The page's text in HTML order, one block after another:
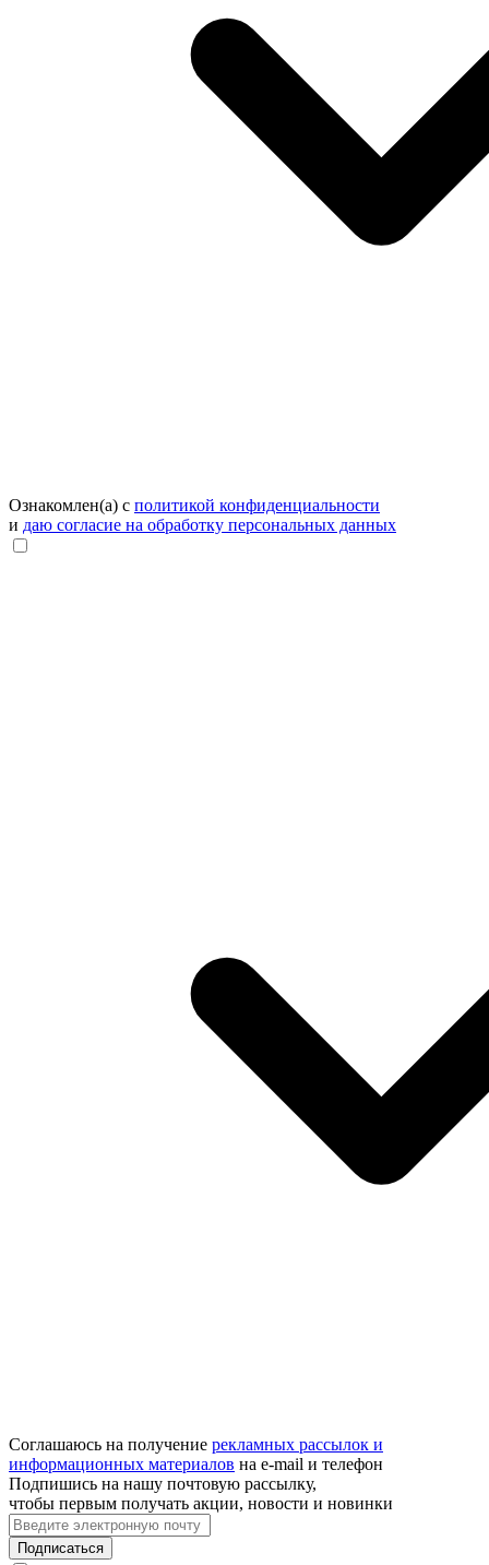
Ознакомлен(а) с политикой конфиденциальности
и даю согласие на обработку персональных данных
Соглашаюсь на получение рекламных рассылок и
информационных материалов на e‑mail и телефон
Подпишись на нашу почтовую рассылку,
чтобы первым получать акции, новости и новинки
Подписаться